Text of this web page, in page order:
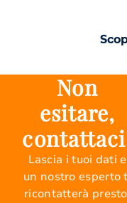
Non
esitare,
Lascia i tuoi dati e
un nostro esperto
ricontatterà